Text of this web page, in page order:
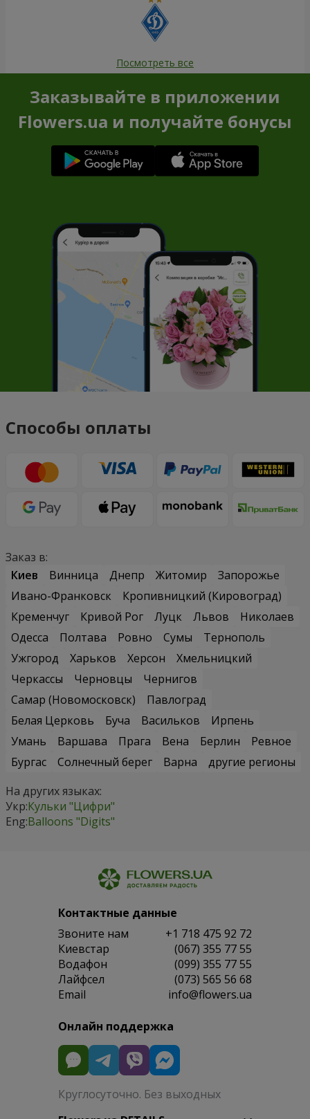
Посмотреть все
Заказывайте в приложении
Flowers.ua и получайте бонусы
Способы оплаты
Заказ в:
Киев
Винница Днепр Житомир
Запорожье
Ивано-Франковск
Кропивницкий (Кировоград)
Кременчуг
Кривой Рог Луцк Львов
Николаев
Одесса
Полтава Ровно Сумы
Тернополь
Ужгород
Харьков Херсон
Хмельницкий
Черкассы
Черновцы
Чернигов
Самар (Новомосковск)
Павлоград
Белая Церковь
Буча Васильков
Ирпень
Умань
Варшава Прага Вена Берлин
Ревное
Бургас
Солнечный берег Варна
другие регионы
На других языках:
Укр:Кульки "Цифри"
Eng:Balloons "Digits"
Контактные данные
Звоните нам
+1 718 475 92 72
Киевстар
(067) 355 77 55
Водафон
(099) 355 77 55
Лайфсел
(073) 565 56 68
Email
info@flowers.ua
Онлайн поддержка
Круглосуточно. Без выходных